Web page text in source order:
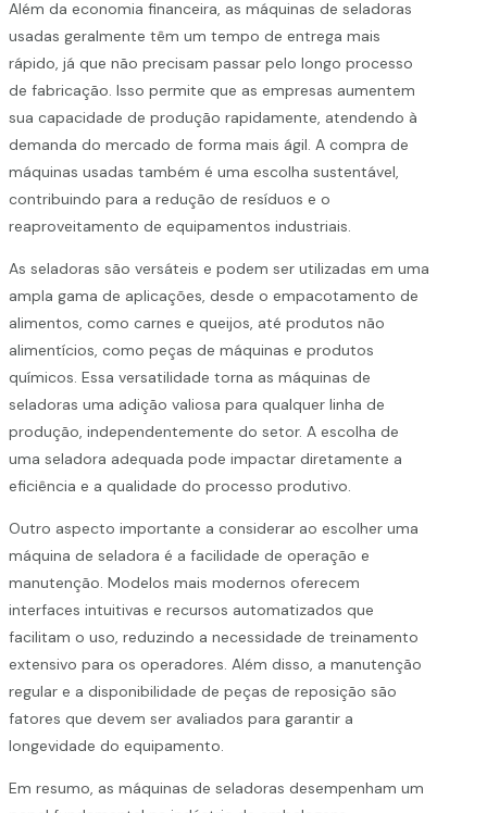
Além da economia financeira, as máquinas de seladoras
usadas geralmente têm um tempo de entrega mais
rápido, já que não precisam passar pelo longo processo
de fabricação. Isso permite que as empresas aumentem
sua capacidade de produção rapidamente, atendendo à
demanda do mercado de forma mais ágil. A compra de
máquinas usadas também é uma escolha sustentável,
contribuindo para a redução de resíduos e o
reaproveitamento de equipamentos industriais.
As seladoras são versáteis e podem ser utilizadas em uma
ampla gama de aplicações, desde o empacotamento de
alimentos, como carnes e queijos, até produtos não
alimentícios, como peças de máquinas e produtos
químicos. Essa versatilidade torna as máquinas de
seladoras uma adição valiosa para qualquer linha de
produção, independentemente do setor. A escolha de
uma seladora adequada pode impactar diretamente a
eficiência e a qualidade do processo produtivo.
Outro aspecto importante a considerar ao escolher uma
máquina de seladora é a facilidade de operação e
manutenção. Modelos mais modernos oferecem
interfaces intuitivas e recursos automatizados que
facilitam o uso, reduzindo a necessidade de treinamento
extensivo para os operadores. Além disso, a manutenção
regular e a disponibilidade de peças de reposição são
fatores que devem ser avaliados para garantir a
longevidade do equipamento.
Em resumo, as máquinas de seladoras desempenham um